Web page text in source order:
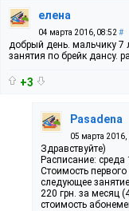
елена
04 марта 2016, 08:52 #
добрый день. мальчику 7
занятия по брейк дансу.
+3
Pasadena
05 марта 2016,
Здравствуйте)
Расписание: среда
Стоимость
следующее
220 грн. за месяц
стоимость